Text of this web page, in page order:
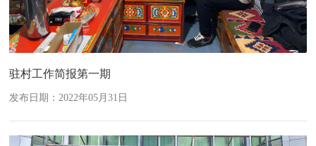
驻村工作简报第一期
发布日期：2022年05月31日